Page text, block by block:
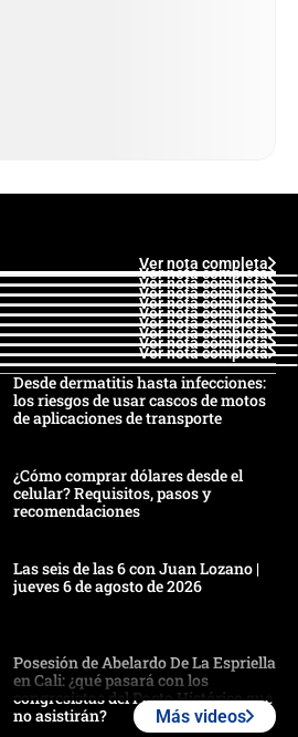
Ver nota completa
Ver nota completa
Ver nota completa
Ver nota completa
Ver nota completa
Ver nota completa
Ver nota completa
Ver nota completa
Ver nota completa
Ver nota completa
Desde dermatitis hasta infecciones:
los riesgos de usar cascos de motos
de aplicaciones de transporte
¿Cómo comprar dólares desde el
celular? Requisitos, pasos y
recomendaciones
Las seis de las 6 con Juan Lozano |
jueves 6 de agosto de 2026
Posesión de Abelardo De La Espriella
en Cali: ¿qué pasará con los
congresistas del Pacto Histórico que
no asistirán?
Más videos